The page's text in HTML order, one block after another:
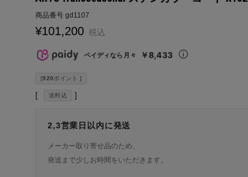
商品番号 gd1107
¥101,200 税込
ペイディなら月々 ￥8,433
[920ポイント ]
送料込
2,3営業日以内に発送
メーカー取り寄せ品のため、
発送まで少しお時間をいただきます。